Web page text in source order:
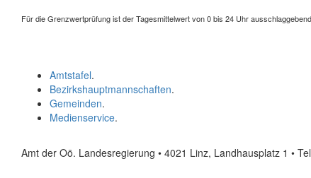
Für die Grenzwertprüfung ist der Tagesmittelwert von 0 bis 24 Uhr
Amtstafel.
Bezirkshauptmannschaften.
Gemeinden.
Medienservice.
Amt der Oö. Landesregierung • 4021 Linz, Landhausplatz 1 •